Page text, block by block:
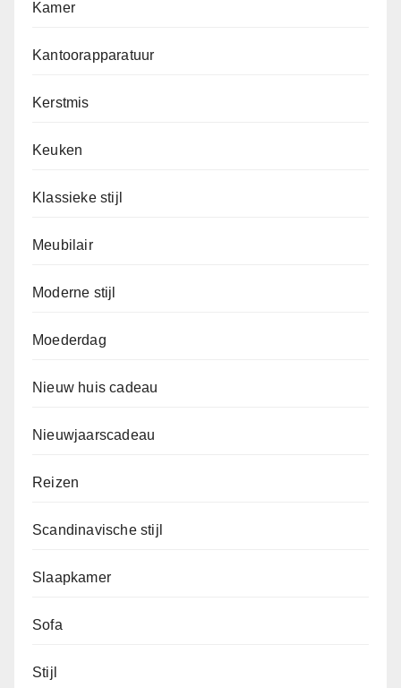
Kamer
Kantoorapparatuur
Kerstmis
Keuken
Klassieke stijl
Meubilair
Moderne stijl
Moederdag
Nieuw huis cadeau
Nieuwjaarscadeau
Reizen
Scandinavische stijl
Slaapkamer
Sofa
Stijl